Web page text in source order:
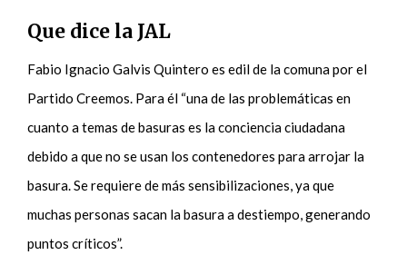
Que dice la JAL
Fabio Ignacio Galvis Quintero es edil de la comuna por el
Partido Creemos. Para él “una de las problemáticas en
cuanto a temas de basuras es la conciencia ciudadana
debido a que no se usan los contenedores para arrojar la
basura. Se requiere de más sensibilizaciones, ya que
muchas personas sacan la basura a destiempo, generando
puntos críticos”.